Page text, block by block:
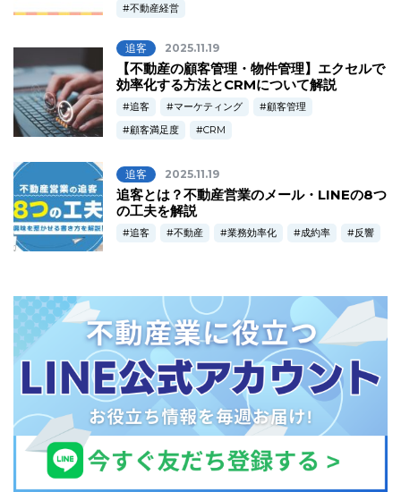
不動産経営
追客 2025.11.19
【不動産の顧客管理・物件管理】エクセルで
効率化する方法とCRMについて解説
追客 マーケティング
顧客管理
顧客満足度
CRM
追客 2025.11.19
追客とは？不動産営業のメール・LINEの8つ
の工夫を解説
追客 不動産 業務効率化 成約率 反響